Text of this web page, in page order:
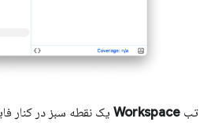
تب Workspace